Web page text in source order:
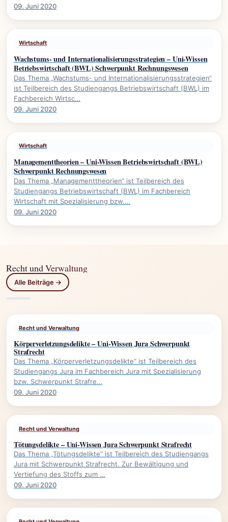
09. Juni 2020
Wirtschaft
Wachstums- und Internationalisierungsstrategien – Uni-Wissen
Betriebswirtschaft (BWL) Schwerpunkt Rechnungswesen
Das Thema „Wachstums- und Internationalisierungsstrategien“
ist Teilbereich des Studiengangs Betriebswirtschaft (BWL) im
Fachbereich Wirtsc…
09. Juni 2020
Wirtschaft
Managementtheorien – Uni-Wissen Betriebswirtschaft (BWL)
Schwerpunkt Rechnungswesen
Das Thema „Managementtheorien“ ist Teilbereich des
Studiengangs Betriebswirtschaft (BWL) im Fachbereich
Wirtschaft mit Spezialisierung bzw.…
09. Juni 2020
Recht und Verwaltung
Alle Beiträge →
Recht und Verwaltung
Körperverletzungsdelikte – Uni-Wissen Jura Schwerpunkt
Strafrecht
Das Thema „Körperverletzungsdelikte“ ist Teilbereich des
Studiengangs Jura im Fachbereich Jura mit Spezialisierung
bzw. Schwerpunkt Strafre…
09. Juni 2020
Recht und Verwaltung
Tötungsdelikte – Uni-Wissen Jura Schwerpunkt Strafrecht
Das Thema „Tötungsdelikte“ ist Teilbereich des Studiengangs
Jura mit Schwerpunkt Strafrecht. Zur Bewältigung und
Vertiefung des Stoffs zum …
09. Juni 2020